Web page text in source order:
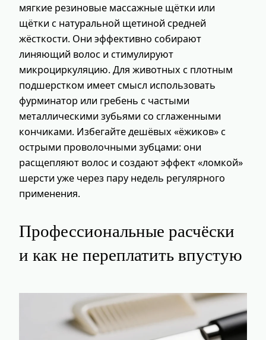
мягкие резиновые массажные щётки или
щётки с натуральной щетиной средней
жёсткости. Они эффективно собирают
линяющий волос и стимулируют
микроциркуляцию. Для животных с плотным
подшерстком имеет смысл использовать
фурминатор или гребень с частыми
металлическими зубьями со сглаженными
кончиками. Избегайте дешёвых «ёжиков» с
острыми проволочными зубцами: они
расщепляют волос и создают эффект «ломкой»
шерсти уже через пару недель регулярного
применения.
Профессиональные расчёски
и как не переплатить впустую